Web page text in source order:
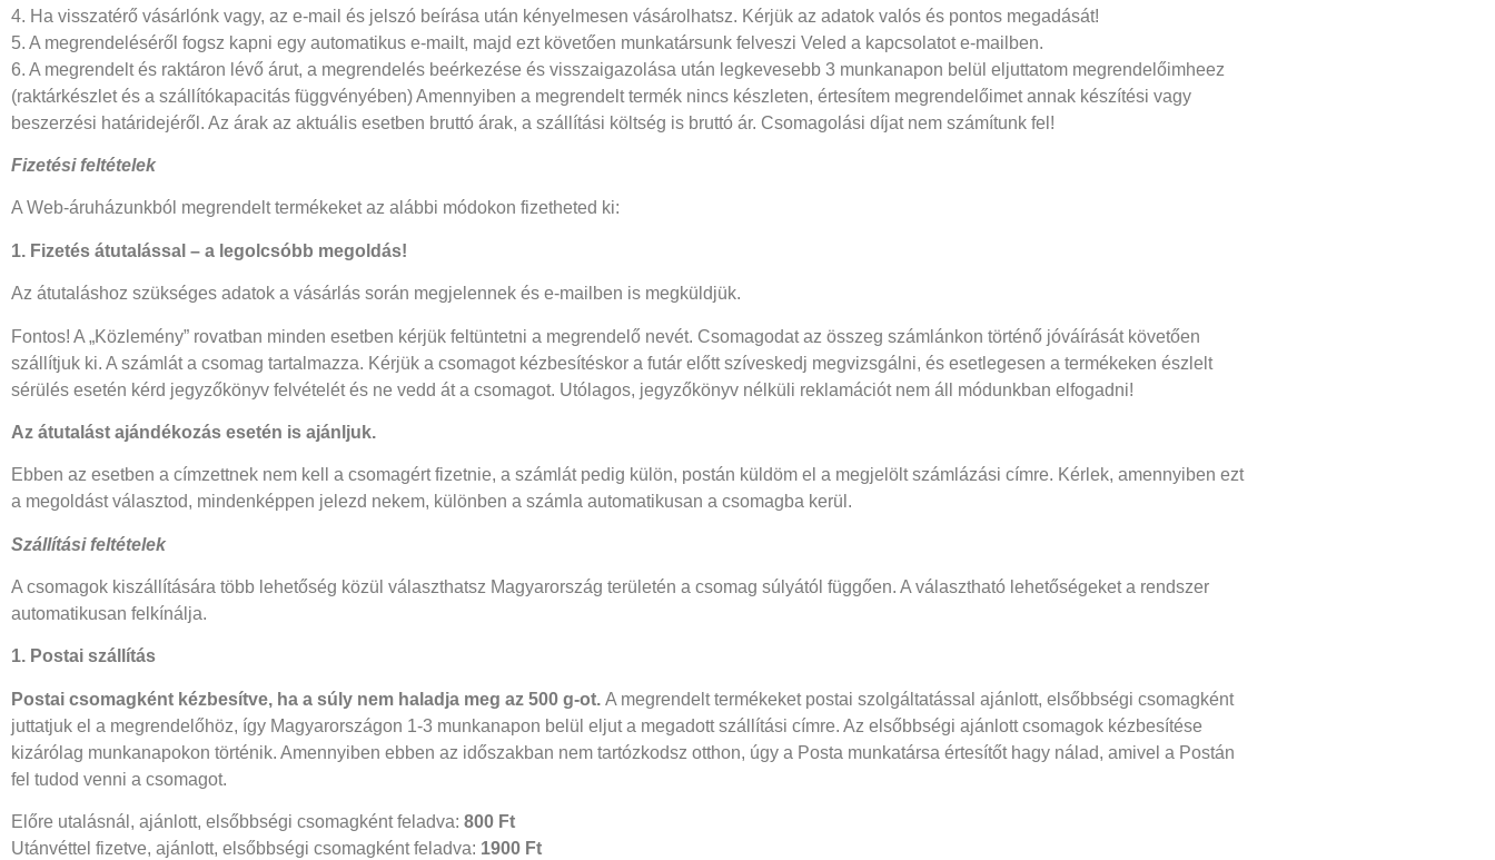
4. Ha visszatérő vásárlónk vagy, az e-mail és jelszó beírása után kényelmesen vásárolhatsz. Kérjük az adatok valós és pontos megadását!
5. A megrendeléséről fogsz kapni egy automatikus e-mailt, majd ezt követően munkatársunk felveszi Veled a kapcsolatot e-mailben.
6. A megrendelt és raktáron lévő árut, a megrendelés beérkezése és visszaigazolása után legkevesebb 3 munkanapon belül eljuttatom megrendelőimheez
(raktárkészlet és a szállítókapacitás függvényében) Amennyiben a megrendelt termék nincs készleten, értesítem megrendelőimet annak készítési vagy
beszerzési határidejéről. Az árak az aktuális esetben bruttó árak, a szállítási költség is bruttó ár. Csomagolási díjat nem számítunk fel!
Fizetési feltételek
A Web-áruházunkból megrendelt termékeket az alábbi módokon fizetheted ki:
1. Fizetés átutalással – a legolcsóbb megoldás!
Az átutaláshoz szükséges adatok a vásárlás során megjelennek és e-mailben is megküldjük.
Fontos! A „Közlemény” rovatban minden esetben kérjük feltüntetni a megrendelő nevét. Csomagodat az összeg számlánkon történő jóváírását követően
szállítjuk ki. A számlát a csomag tartalmazza. Kérjük a csomagot kézbesítéskor a futár előtt szíveskedj megvizsgálni, és esetlegesen a termékeken észlelt
sérülés esetén kérd jegyzőkönyv felvételét és ne vedd át a csomagot. Utólagos, jegyzőkönyv nélküli reklamációt nem áll módunkban elfogadni!
Az átutalást ajándékozás esetén is ajánljuk.
Ebben az esetben a címzettnek nem kell a csomagért fizetnie, a számlát pedig külön, postán küldöm el a megjelölt számlázási címre. Kérlek, amennyiben ezt
a megoldást választod, mindenképpen jelezd nekem, különben a számla automatikusan a csomagba kerül.
Szállítási feltételek
A csomagok kiszállítására több lehetőség közül választhatsz Magyarország területén a csomag súlyától függően. A választható lehetőségeket a rendszer
automatikusan felkínálja.
1. Postai szállítás
Postai csomagként kézbesítve, ha a súly nem haladja meg az 500 g-ot. A megrendelt termékeket postai szolgáltatással ajánlott, elsőbbségi csomagként
juttatjuk el a megrendelőhöz, így Magyarországon 1-3 munkanapon belül eljut a megadott szállítási címre. Az elsőbbségi ajánlott csomagok kézbesítése
kizárólag munkanapokon történik. Amennyiben ebben az időszakban nem tartózkodsz otthon, úgy a Posta munkatársa értesítőt hagy nálad, amivel a Postán
fel tudod venni a csomagot.
Előre utalásnál, ajánlott, elsőbbségi csomagként feladva: 800 Ft
Utánvéttel fizetve, ajánlott, elsőbbségi csomagként feladva: 1900 Ft